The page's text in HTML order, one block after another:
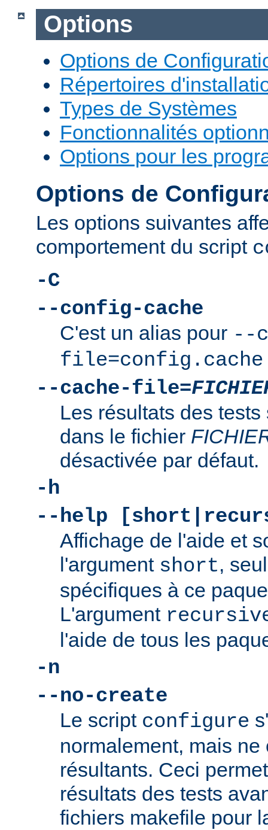
Options
Options de
Répertoires
Types de Systèmes
Fonctionnalités
Options pour les
Options de
Les options suivantes
comportement du script
-C
--config-cache
C'est un alias pour --
file=config.cache
--cache-file=
Les résultats des
dans le fichier
désactivée par défaut.
-h
--help
Affichage de l'aide et
l'argument short,
spécifiques à ce
L'argument
l'aide de tous les
-n
--no-create
Le script configure
normalement, mais
résultants. Ceci
résultats des tests
fichiers makefile pour